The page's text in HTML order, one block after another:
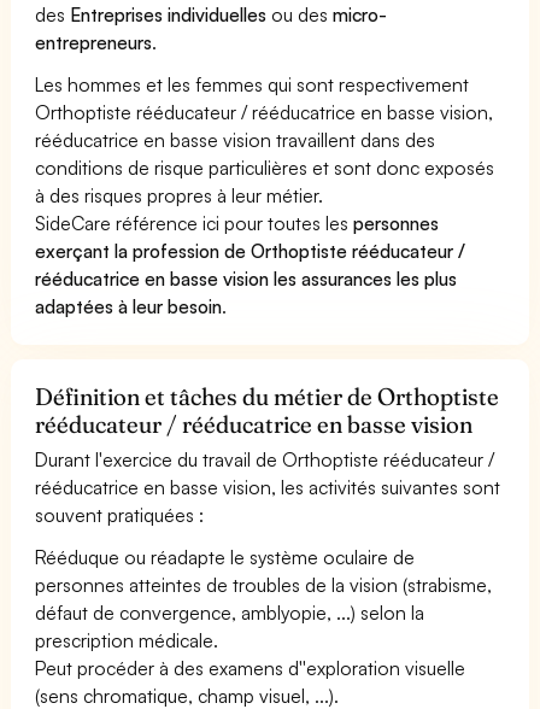
des Entreprises individuelles ou desmicro-
entrepreneurs.
Les hommes et les femmes qui sont respectivement
Orthoptiste rééducateur / rééducatrice en basse vision,
rééducatrice en basse vision travaillent dans des
conditions de risque particulières et sont donc exposés
à des risques propres à leur métier.
SideCare référence ici pour toutes lespersonnes
exerçant la profession de Orthoptiste rééducateur /
rééducatrice en basse vision les assurances les plus
adaptées à leur besoin.
Définition et tâches du métier de Orthoptiste
rééducateur / rééducatrice en basse vision
Durant l'exercice du travail de Orthoptiste rééducateur /
rééducatrice en basse vision, les activités suivantes sont
souvent pratiquées :
Rééduque ou réadapte le système oculaire de
personnes atteintes de troubles de la vision (strabisme,
défaut de convergence, amblyopie, ...) selon la
prescription médicale.
Peut procéder à des examens d''exploration visuelle
(sens chromatique, champ visuel, ...).